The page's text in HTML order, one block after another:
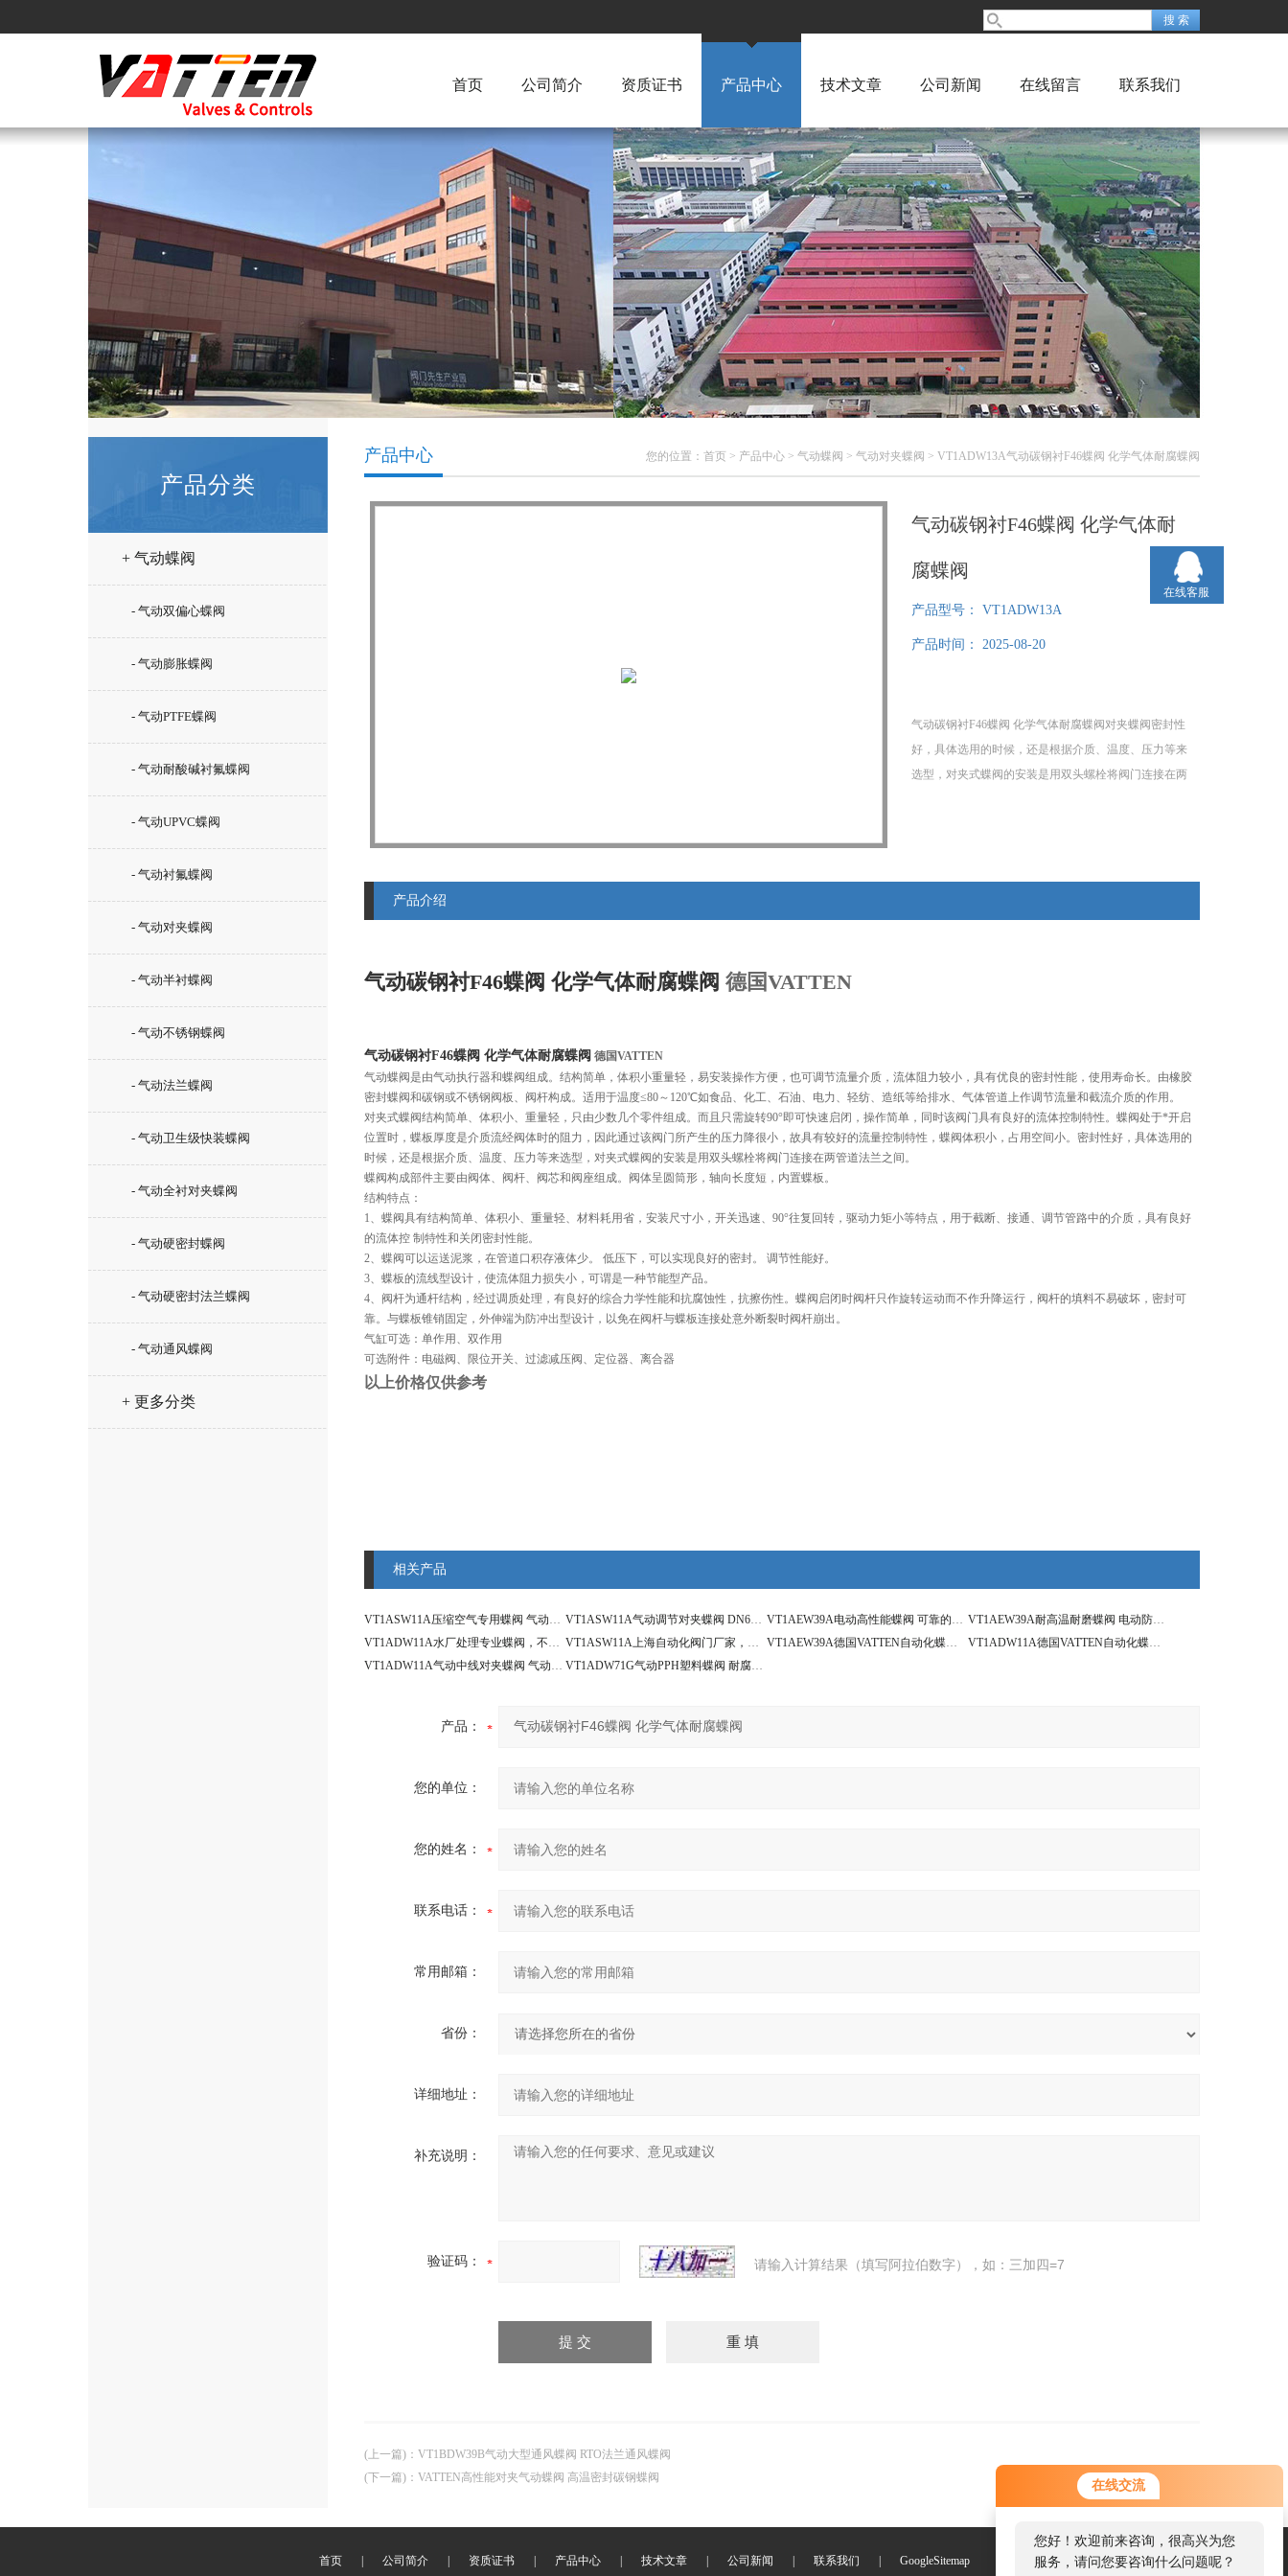
在线交流
您好！欢迎前来咨询，很高兴为您
服务，请问您要咨询什么问题呢？
您好，看您停留很久了，是否找到
了需求产品，您可以直接在线与我
首页 公司简介 资质证书 产品中心 技术文章 公司新闻 在线留言 联系我们
产品分类
+ 气动蝶阀
- 气动双偏心蝶阀
- 气动膨胀蝶阀
- 气动PTFE蝶阀
- 气动耐酸碱衬氟蝶阀
- 气动UPVC蝶阀
- 气动衬氟蝶阀
- 气动对夹蝶阀
- 气动半衬蝶阀
- 气动不锈钢蝶阀
- 气动法兰蝶阀
- 气动卫生级快装蝶阀
- 气动全衬对夹蝶阀
- 气动硬密封蝶阀
- 气动硬密封法兰蝶阀
- 气动通风蝶阀
+ 更多分类
您的位置： 首页 > 产品中心 > 气动蝶阀 > 气动对夹蝶阀 > VT1ADW13A气动碳钢衬F46蝶阀 化学气体耐腐蝶阀
产品中心
气动碳钢衬F46蝶阀 化学气体耐
腐蝶阀
产品型号： VT1ADW13A
产品时间： 2025-08-20
气动碳钢衬F46蝶阀 化学气体耐腐蝶阀对夹蝶阀密封性
好，具体选用的时候，还是根据介质、温度、压力等来
选型，对夹式蝶阀的安装是用双头螺栓将阀门连接在两
产品介绍
气动碳钢衬F46蝶阀 化学气体耐腐蝶阀 德国VATTEN
气动碳钢衬F46蝶阀 化学气体耐腐蝶阀 德国VATTEN
气动蝶阀是由气动执行器和蝶阀组成。结构简单，体积小重量轻，易安装操作方便，也可调节流量介质，流体阻力较小，具有优良的密封性能，使用寿命长。由橡胶
密封蝶阀和碳钢或不锈钢阀板、阀杆构成。适用于温度≤80～120℃如食品、化工、石油、电力、轻纺、造纸等给排水、气体管道上作调节流量和截流介质的作用。
对夹式蝶阀结构简单、体积小、重量轻，只由少数几个零件组成。而且只需旋转90°即可快速启闭，操作简单，同时该阀门具有良好的流体控制特性。蝶阀处于*开启
位置时，蝶板厚度是介质流经阀体时的阻力，因此通过该阀门所产生的压力降很小，故具有较好的流量控制特性，蝶阀体积小，占用空间小。密封性好，具体选用的
时候，还是根据介质、温度、压力等来选型，对夹式蝶阀的安装是用双头螺栓将阀门连接在两管道法兰之间。
蝶阀构成部件主要由阀体、阀杆、阀芯和阀座组成。阀体呈圆筒形，轴向长度短，内置蝶板。
结构特点：
1、蝶阀具有结构简单、体积小、重量轻、材料耗用省，安装尺寸小，开关迅速、90°往复回转，驱动力矩小等特点，用于截断、接通、调节管路中的介质，具有良好
的流体控 制特性和关闭密封性能。
2、蝶阀可以运送泥浆，在管道口积存液体少。 低压下，可以实现良好的密封。 调节性能好。
3、蝶板的流线型设计，使流体阻力损失小，可谓是一种节能型产品。
4、阀杆为通杆结构，经过调质处理，有良好的综合力学性能和抗腐蚀性，抗擦伤性。蝶阀启闭时阀杆只作旋转运动而不作升降运行，阀杆的填料不易破坏，密封可
靠。与蝶板锥销固定，外伸端为防冲出型设计，以免在阀杆与蝶板连接处意外断裂时阀杆崩出。
气缸可选：单作用、双作用
可选附件：电磁阀、限位开关、过滤减压阀、定位器、离合器
以上价格仅供参考
相关产品
VT1ASW11A压缩空气专用蝶阀 气动控制蝶阀 带手动操作 VT1ASW11A气动调节对夹蝶阀 DN600 控制流量蝶阀 VT1AEW39A电动高性能蝶阀 可靠的售后服务 过气体蝶阀
VT1AEW39A耐高温耐磨蝶阀 电动防爆蒸汽蝶阀
VT1ADW11A水厂处理专业蝶阀，不锈钢衬胶对夹蝶阀
VT1ASW11A上海自动化阀门厂家，气动对夹蝶阀 VT1AEW39A德国VATTEN自动化蝶阀系列 电动高性能蝶阀
VT1ADW11A德国VATTEN自动化蝶阀系列 气动LT支耳蝶阀
VT1ADW11A气动中线对夹蝶阀 气动电磁排气蝶阀
VT1ADW71G气动PPH塑料蝶阀 耐腐蚀双作用气动蝶阀
产品：
您的单位：
您的姓名：
联系电话：
常用邮箱：
省份：
详细地址：
补充说明：
验证码： 请输入计算结果（填写阿拉伯数字），如：三加四=7
(上一篇) ： VT1BDW39B气动大型通风蝶阀 RTO法兰通风蝶阀
(下一篇) ： VATTEN高性能对夹气动蝶阀 高温密封碳钢蝶阀
首页 公司简介 资质证书 产品中心 技术文章 公司新闻 联系我们 GoogleSitemap
在线客服